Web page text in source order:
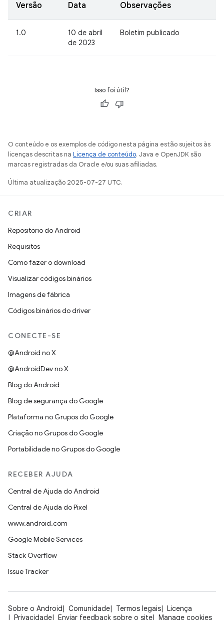
Versão Data Observações
1.0
10 de abril
de 2023
Boletim publicado
Isso foi útil?
O conteúdo e os exemplos de código nesta página estão sujeitos às
licenças descritas na Licença de conteúdo. Java e OpenJDK são
marcas registradas da Oracle e/ou suas afiliadas.
Última atualização 2025-07-27 UTC.
CRIAR
Repositório do Android
Requisitos
Como fazer o download
Visualizar códigos binários
Imagens de fábrica
Códigos binários do driver
CONECTE-SE
@Android no X
@AndroidDev no X
Blog do Android
Blog de segurança do Google
Plataforma no Grupos do Google
Criação no Grupos do Google
Portabilidade no Grupos do Google
RECEBER AJUDA
Central de Ajuda do Android
Central de Ajuda do Pixel
www.android.com
Google Mobile Services
Stack Overflow
Issue Tracker
Sobre o Android Comunidade Termos legais
Licença
Privacidade
Enviar feedback sobre o site Manage cookies